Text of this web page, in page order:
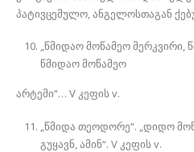
პატივცემულო, ანგელოსთაგან
„წმიდაო მოწამეო მერკვირი,
წმიდაო მოწამეო
არტემი“… V კეფის v.
„წმიდა თეოდორე“. „დიდო
გუყავნ, ამინ“. V კეფის v.